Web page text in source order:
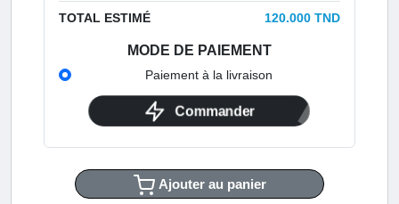
TOTAL ESTIMÉ 120.000 TND
MODE DE PAIEMENT
Paiement à la livraison
Commander
Ajouter au panier